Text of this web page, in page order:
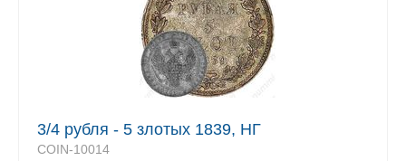
3/4 рубля - 5 злотых 1839, НГ
COIN-10014